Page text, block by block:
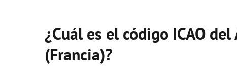
¿Cuál es el código ICAO
(Francia)?